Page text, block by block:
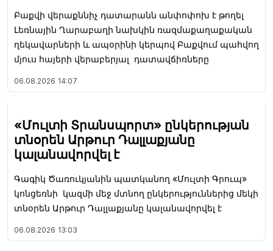
Բաքվի վերաքննիչ դատարանն անփոփոխ է թողել
Լեռնային Ղարաբաղի նախկին ռազմաքաղաքական
ղեկավարների և ապօրինի կերպով Բաքվում պահվող
մյուս հայերի վերաբերյալ դատավճիռները
06.08.2026 14:07
«Մուլտի Տրանսպորտ» ընկերության
տնօրեն Արթուր Դալլաքյանը
կալանավորվել է
Գագիկ Ծառուկյանին պատկանող «Մուլտի Գրուպ»
կոնցեռնի կազմի մեջ մտնող ընկերություններից մեկի
տնօրեն Արթուր Դալլաքյանը կալանավորվել է
06.08.2026 13:03